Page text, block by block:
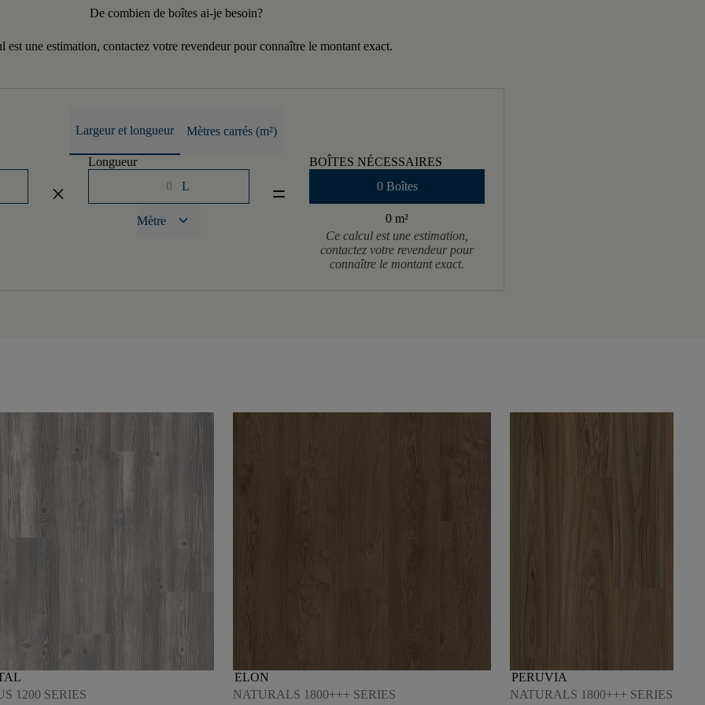
De combien de boîtes ai-je besoin?
est une estimation, contactez votre revendeur pour connaître le montant exact.
Largeur et longueur Mètres carrés (m²)
close
Longueur
L
Mètre keyboard_arrow_down
equal
BOÎTES NÉCESSAIRES
0 Boîtes
0 m²
Ce calcul est une estimation,
contactez votre revendeur pour
connaître le montant exact.
1200 SERIES
ELON
NATURALS 1800+++ SERIES
PERUVIA
NATURALS 1800+++ SERIES